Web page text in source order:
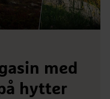
med
hytter